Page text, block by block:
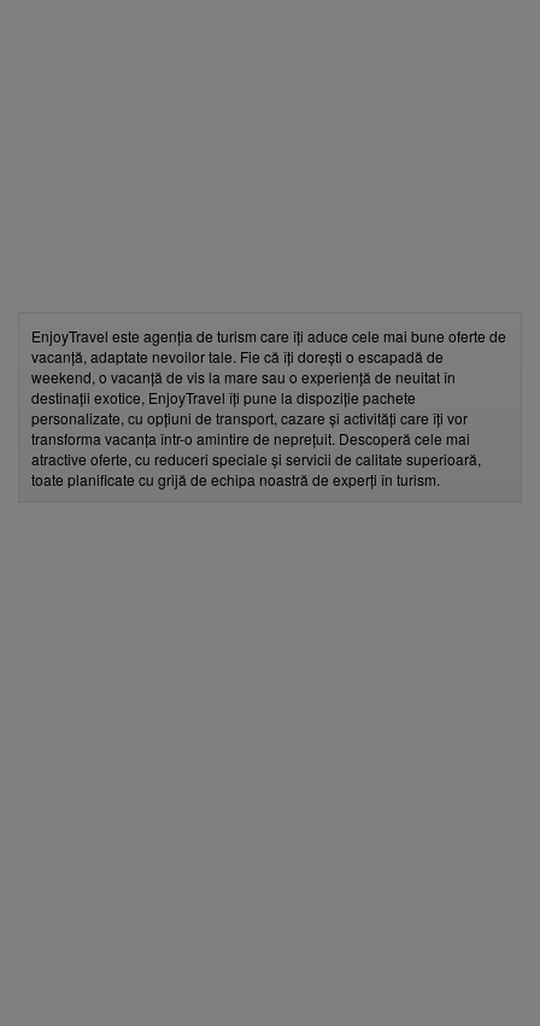
EnjoyTravel este agenția de turism care îți aduce cele mai bune oferte de
vacanță, adaptate nevoilor tale. Fie că îți dorești o escapadă de
weekend, o vacanță de vis la mare sau o experiență de neuitat în
destinații exotice, EnjoyTravel îți pune la dispoziție pachete
personalizate, cu opțiuni de transport, cazare și activități care îți vor
transforma vacanța într-o amintire de neprețuit. Descoperă cele mai
atractive oferte, cu reduceri speciale și servicii de calitate superioară,
toate planificate cu grijă de echipa noastră de experți în turism.